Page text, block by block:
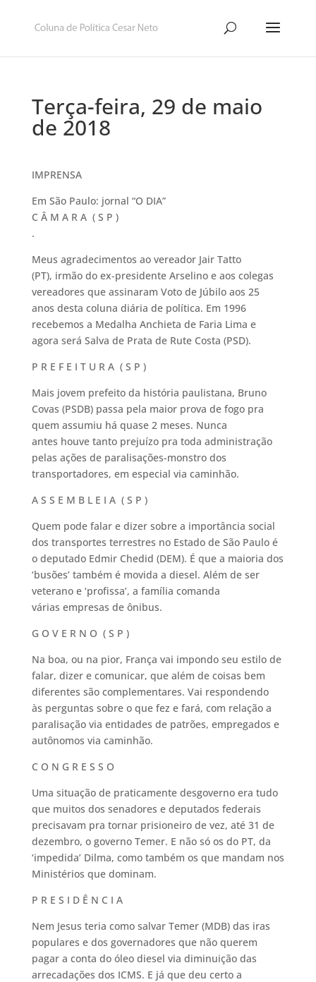
Terça-feira, 29 de maio
de 2018
IMPRENSA
Em São Paulo: jornal “O DIA”
C Â M A R A ( S P )
.
Meus agradecimentos ao vereador Jair Tatto
(PT), irmão do ex-presidente Arselino e aos colegas
vereadores que assinaram Voto de Júbilo aos 25
anos desta coluna diária de política. Em 1996
recebemos a Medalha Anchieta de Faria Lima e
agora será Salva de Prata de Rute Costa (PSD).
P R E F E I T U R A ( S P )
Mais jovem prefeito da história paulistana, Bruno
Covas (PSDB) passa pela maior prova de fogo pra
quem assumiu há quase 2 meses. Nunca
antes houve tanto prejuízo pra toda administração
pelas ações de paralisações-monstro dos
transportadores, em especial via caminhão.
A S S E M B L E I A ( S P )
Quem pode falar e dizer sobre a importância social
dos transportes terrestres no Estado de São Paulo é
o deputado Edmir Chedid (DEM). É que a maioria dos
‘busões’ também é movida a diesel. Além de ser
veterano e ‘profissa’, a família comanda
várias empresas de ônibus.
G O V E R N O ( S P )
Na boa, ou na pior, França vai impondo seu estilo de
falar, dizer e comunicar, que além de coisas bem
diferentes são complementares. Vai respondendo
às perguntas sobre o que fez e fará, com relação a
paralisação via entidades de patrões, empregados e
autônomos via caminhão.
C O N G R E S S O
Uma situação de praticamente desgoverno era tudo
que muitos dos senadores e deputados federais
precisavam pra tornar prisioneiro de vez, até 31 de
dezembro, o governo Temer. E não só os do PT, da
‘impedida’ Dilma, como também os que mandam nos
Ministérios que dominam.
P R E S I D Ê N C I A
Nem Jesus teria como salvar Temer (MDB) das iras
populares e dos governadores que não querem
pagar a conta do óleo diesel via diminuição das
arrecadações dos ICMS. E já que deu certo a